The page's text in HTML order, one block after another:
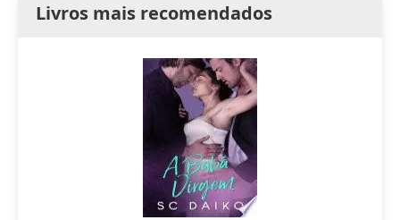
Livros mais recomendados